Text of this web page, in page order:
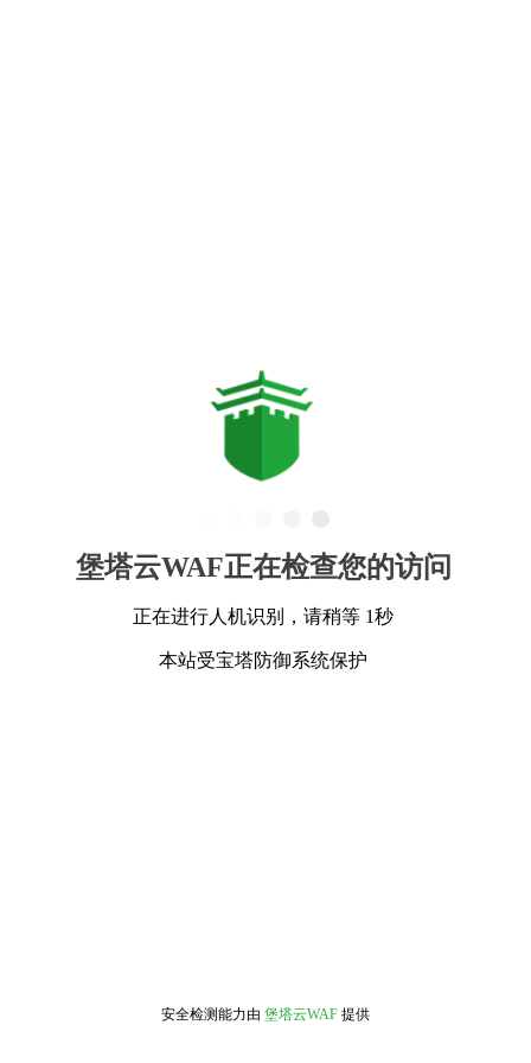
堡塔云WAF正在检查您的访问
正在进行人机识别，请稍等 1秒
本站受宝塔防御系统保护
安全检测能力由 堡塔云WAF 提供